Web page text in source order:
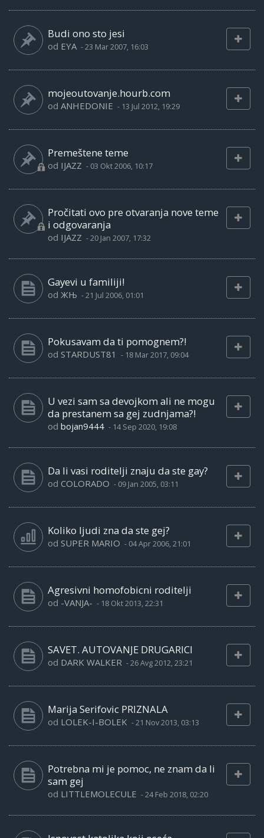
Budi ono sto jesi
od EYA -23 Mar 2007, 16:03
mojeoutovanje.hourb.com
od ANHEDONIE - 13 Jul 2012, 19:29
Premeštene teme
od IJAZZ - 03 Okt 2006, 10:17
Pročitati ovo pre otvaranja nove teme
i odgovaranja
od IJAZZ -20 Jan 2007, 17:32
Gayevi u familiji!
od ЖЊ -21 Jul 2006, 01:01
Pokusavam da ti pomognem?!
od STARDUST81 - 18 Mar 2017, 09:04
U vezi sam sa devojkom ali ne mogu
da prestanem sa gej zudnjama?!
od bojan9444 - 14 Sep 2020, 19:08
Da li vasi roditelji znaju da ste gay?
od COLORADO - 09 Jan 2005, 03:11
Koliko ljudi zna da ste gej?
od SUPER MARIO - 04 Apr 2006, 21:01
Agresivni homofobicni roditelji
od -VANJA- - 18 Okt 2013, 22:31
SAVET. AUTOVANJE DRUGARICI
od DARK WALKER -26 Avg 2012, 23:21
Marija Serifovic PRIZNALA
od LOLEK-I-BOLEK -21 Nov 2013, 03:13
Potrebna mi je pomoc, ne znam da li
sam gej
od LITTLEMOLECULE -24 Feb 2018, 02:20